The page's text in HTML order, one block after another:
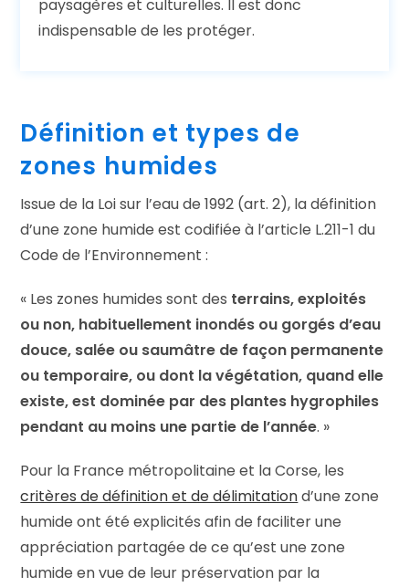
paysagères et culturelles. Il est donc
indispensable de les protéger.
Définition et types de
zones humides
Issue de la Loi sur l’eau de 1992 (art. 2), la définition
d’une zone humide est codifiée à l’article L.211-1 du
Code de l’Environnement :
« Les zones humides sont des terrains, exploités
ou non, habituellement inondés ou gorgés d’eau
douce, salée ou saumâtre de façon permanente
ou temporaire, ou dont la végétation, quand elle
existe, est dominée par des plantes hygrophiles
pendant au moins une partie de l’année. »
Pour la France métropolitaine et la Corse, les
critères de définition et de délimitationd’une zone
humide ont été explicités afin de faciliter une
appréciation partagée de ce qu’est une zone
humide en vue de leur préservation par la